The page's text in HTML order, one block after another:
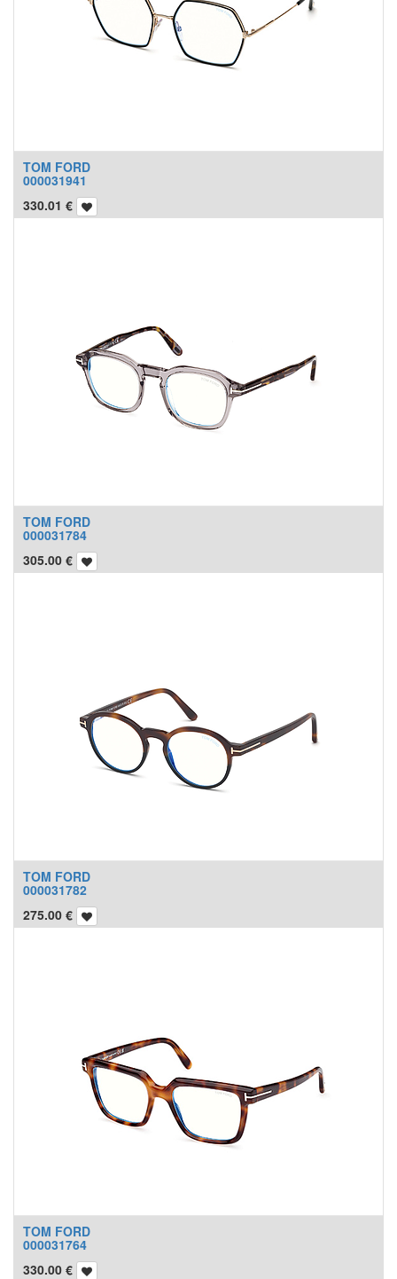
TOM FORD
000031941
330.01 €
TOM FORD
000031784
305.00 €
TOM FORD
000031782
275.00 €
TOM FORD
000031764
330.00 €